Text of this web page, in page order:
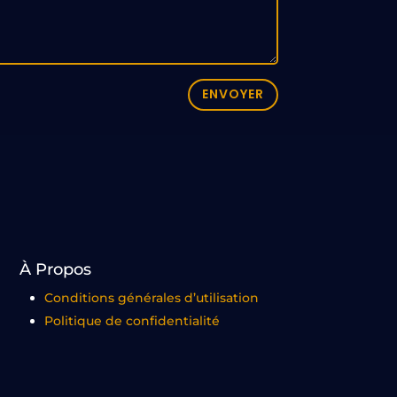
ENVOYER
À Propos
Conditions générales d’utilisation
Politique de confidentialité